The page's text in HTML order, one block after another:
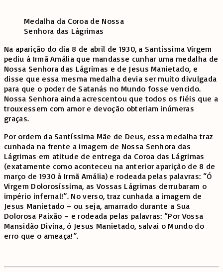
Medalha da Coroa de Nossa
Senhora das Lágrimas
Na aparição do dia 8 de abril de 1930, a Santíssima Virgem
pediu à Irmã Amália que mandasse cunhar uma medalha de
Nossa Senhora das Lágrimas e de Jesus Manietado, e
disse que essa mesma medalha devia ser muito divulgada
para que o poder de Satanás no Mundo fosse vencido.
Nossa Senhora ainda acrescentou que todos os fiéis que a
trouxessem com amor e devoção obteriam inúmeras
graças.
Por ordem da Santíssima Mãe de Deus, essa medalha traz
cunhada na frente a imagem de Nossa Senhora das
Lágrimas em atitude de entrega da Coroa das Lágrimas
(exatamente como aconteceu na anterior aparição de 8 de
março de 1930 à Irmã Amália) e rodeada pelas palavras: “Ó
Virgem Dolorosíssima, as Vossas Lágrimas derrubaram o
império infernal!”. No verso, traz cunhada a imagem de
Jesus Manietado – ou seja, amarrado durante a Sua
Dolorosa Paixão – e rodeada pelas palavras: “Por Vossa
Mansidão Divina, ó Jesus Manietado, salvai o Mundo do
erro que o ameaça!”.